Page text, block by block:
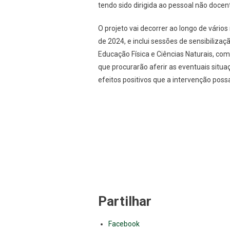
tendo sido dirigida ao pessoal não
O projeto vai decorrer ao longo de
de 2024, e inclui sessões de
Educação Física e Ciências Naturais,
que procurarão aferir as eventuais
efeitos positivos que a intervenção
Partilhar
Facebook